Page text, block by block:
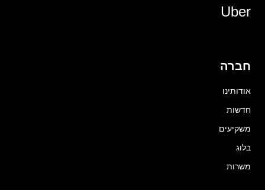
Uber
חברה
אודותינו
חדשות
משקיעים
בלוג
משרות